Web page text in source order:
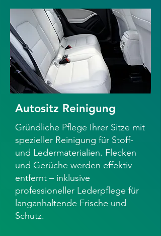
Autositz Reinigung
Gründliche Pflege Ihrer Sitze mit
spezieller Reinigung für Stoff-
und Ledermaterialien. Flecken
und Gerüche werden effektiv
entfernt – inklusive
professioneller Lederpflege für
langanhaltende Frische und
Schutz.